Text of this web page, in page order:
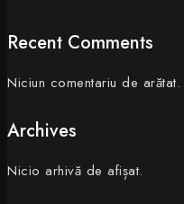
Recent Comments
Niciun comentariu de arătat.
Archives
Nicio arhivă de afișat.